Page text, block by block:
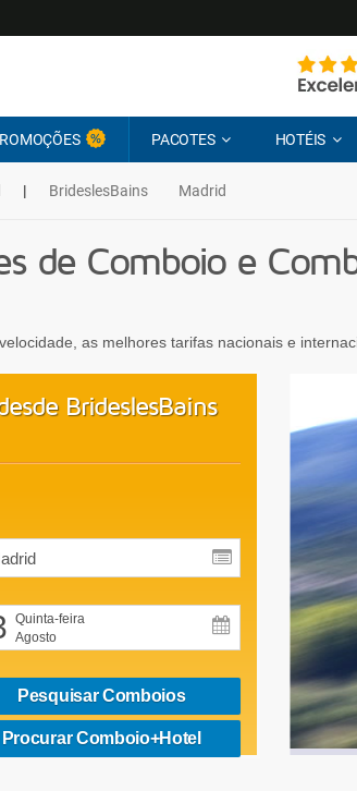
PACOTES HOTÉIS
| BrideslesBains Madrid
de Comboio e
as melhores tarifas nacionais e
BrideslesBains
Quinta-feira
Agosto
Pesquisar Comboios
Procurar Comboio+Hotel